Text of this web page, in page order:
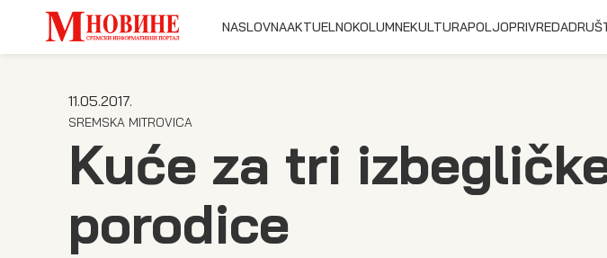
NASLOVNAAKTUELNOKOLUMNEKULTURAPOLJOPRIVREDA
11.05.2017.
SREMSKA MITROVICA
Kuće za tri
porodice